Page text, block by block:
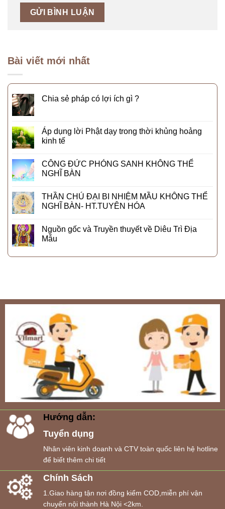
Bài viết mới nhất
Chia sẻ pháp có lợi ích gì ?
Áp dụng lời Phật dạy trong thời khủng hoảng
kinh tế
CÔNG ĐỨC PHÓNG SANH KHÔNG THỂ
NGHĨ BÀN
THẦN CHÚ ĐẠI BI NHIỆM MẦU KHÔNG THỂ
NGHĨ BÀN- HT.TUYÊN HÓA
Nguồn gốc và Truyền thuyết về Diêu Trì Địa
Mẫu
Hướng dẫn:
Tuyển dụng
Nhân viên kinh doanh và CTV toàn quốc liên hệ hotline
để biết thêm chi tiết
Chính Sách
1.Giao hàng tận nơi đồng kiểm COD,miễn phí vận
chuyển nội thành Hà Nội <2km.